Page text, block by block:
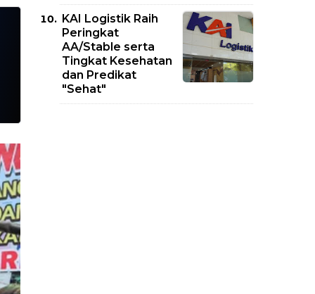
KAI Logistik Raih
Peringkat
AA/Stable serta
Tingkat Kesehatan
dan Predikat
"Sehat"